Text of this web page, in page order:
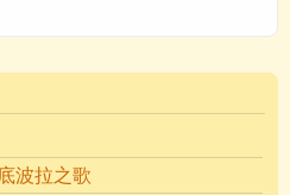
波拉之歌